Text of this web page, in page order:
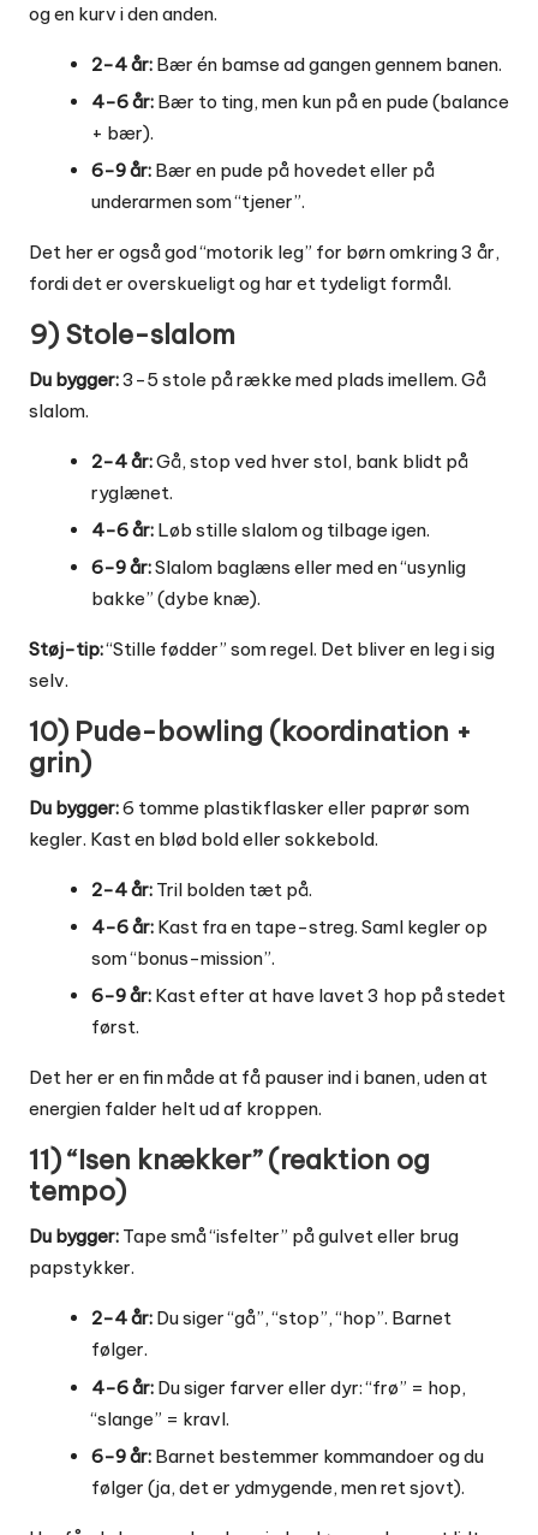
og en kurv i den anden.
2-4 år: Bær én bamse ad gangen gennem banen.
4-6 år: Bær to ting, men kun på en pude (balance
+ bær).
6-9 år: Bær en pude på hovedet eller på
underarmen som “tjener”.
Det her er også god “motorik leg” for børn omkring 3 år,
fordi det er overskueligt og har et tydeligt formål.
9) Stole-slalom
Du bygger:3-5 stole på række med plads imellem. Gå
slalom.
2-4 år:Gå, stop ved hver stol, bank blidt på
ryglænet.
4-6 år: Løb stille slalom og tilbage igen.
6-9 år:Slalom baglæns eller med en “usynlig
bakke” (dybe knæ).
Støj-tip:“Stille fødder” som regel. Det bliver en leg i sig
selv.
10) Pude-bowling (koordination +
grin)
Du bygger:6 tomme plastikflasker eller paprør som
kegler. Kast en blød bold eller sokkebold.
2-4 år: Tril bolden tæt på.
4-6 år: Kast fra en tape-streg. Saml kegler op
som “bonus-mission”.
6-9 år: Kast efter at have lavet 3 hop på stedet
først.
Det her er en fin måde at få pauser ind i banen, uden at
energien falder helt ud af kroppen.
11) “Isen knækker” (reaktion og
tempo)
Du bygger: Tape små “isfelter” på gulvet eller brug
papstykker.
2-4 år: Du siger “gå”, “stop”, “hop”. Barnet
følger.
4-6 år: Du siger farver eller dyr: “frø” = hop,
“slange” = kravl.
6-9 år: Barnet bestemmer kommandoer og du
følger (ja, det er ydmygende, men ret sjovt).